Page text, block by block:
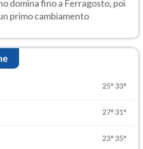
domina fino a Ferragosto, poi
primo cambiamento
25° 33°
27° 31°
23° 35°